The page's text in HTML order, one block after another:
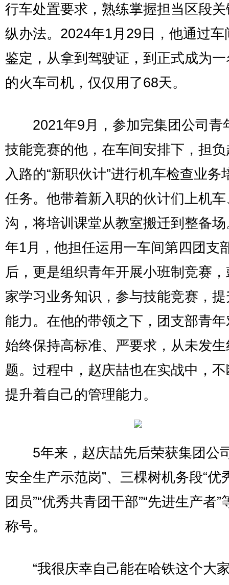
行车处置要求，熟练掌握担当区段
纵办法。2024年1月29日，他通过车
鉴定，从拿到驾驶证，到正式成为
的火车司机，仅仅用了68天。
2021年9月，参加完集团公司青
技能竞赛的他，在车间安排下，担
入路的“新职伙计”进行机车检查业务
任务。他带着新入职的伙计们上机
沟，将培训课堂从教室搬迁到整备
年1月，他担任运用一车间第四团支
后，更是组织青年开展小班制竞赛
家学习业务知识，参与技能竞赛，
能力。在他的带领之下，团支部青
始终保持高标准、严要求，从未发
题。过程中，赵庆喆也在实战中，
提升着自己的管理能力。
5年来，赵庆喆先后荣获集团公
安全生产示范岗”、三棵树机务段“优
团员”“优秀共青团干部”“先进生产者”
称号。
“我很庆幸自己能在哈铁这个大